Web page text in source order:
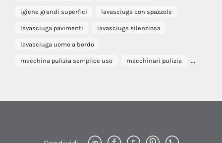
igiene grandi superfici lavasciuga con spazzole
lavasciuga pavimenti lavasciuga silenziosa
lavasciuga uomo a bordo
macchina pulizia semplice uso macchinari pulizia ...